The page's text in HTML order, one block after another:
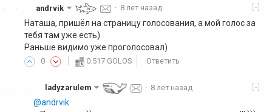
·
· [-]
andrvik · 8 лет назад
Наташа, пришёл на страницу голосования, а мой голос за
тебя там уже есть)
Раньше видимо уже проголосовал)
0 0.517 GOLOS Ответить
·
·
· [-]
ladyzarulem · 8 лет назад
@andrvik